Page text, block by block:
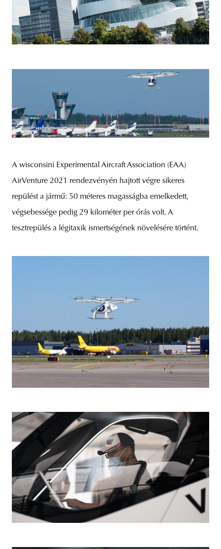
A wisconsini Experimental Aircraft Association (EAA)
AirVenture 2021 rendezvényén hajtott végre sikeres
repülést a jármű: 50 méteres magasságba emelkedett,
végsebessége pedig 29 kilométer per órás volt. A
tesztrepülés a légitaxik ismertségének növelésére történt.